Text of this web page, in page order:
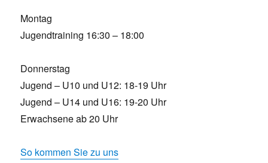
Montag
Jugendtraining 16:30 – 18:00
Donnerstag
Jugend – U10 und U12: 18-19 Uhr
Jugend – U14 und U16: 19-20 Uhr
Erwachsene ab 20 Uhr
So kommen Sie zu uns